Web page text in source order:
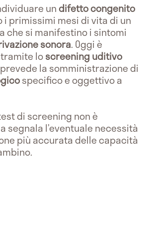
undifetto congenito
i primissimi mesi di vita di un
che si manifestino i sintomi
sonora. Oggi è
loscreening uditivo
la somministrazione di
specifico e oggettivo a
di screening non è
segnala l’eventuale necessità
più accurata delle capacità